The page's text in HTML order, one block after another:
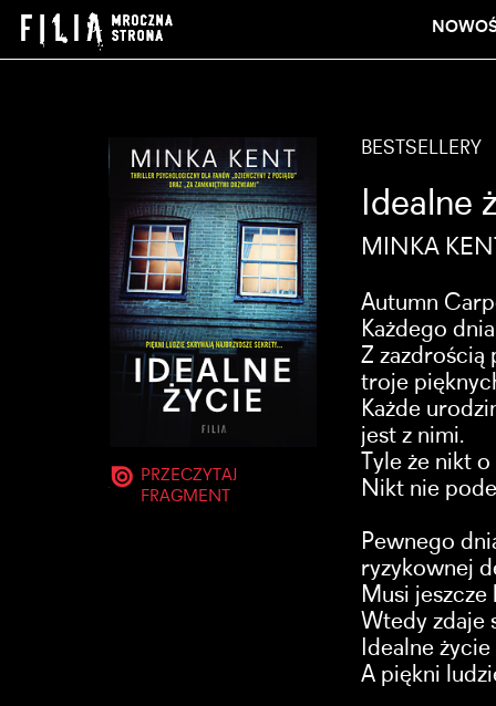
PRZECZYTAJ
FRAGMENT
BESTSELLERY
Idealne
MINKA
Autumn
Każdego
Z zazdrością
troje
Każde
jest z nimi.
Tyle że nikt
Nikt nie
Pewnego
ryzykownej
Musi
Wtedy zdaje
Idealne
A piękni